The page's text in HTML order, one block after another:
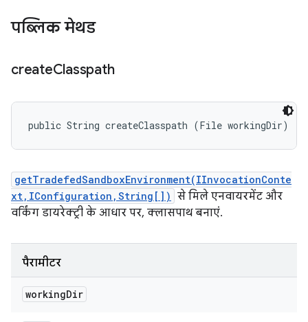
पब्लिक मेथड
createClasspath
public String createClasspath (File workingDir)
getTradefedSandboxEnvironment(IInvocationConte
xt,IConfiguration,String[]) से मिले एनवायरमेंट और
वर्किंग डायरेक्ट्री के आधार पर, क्लासपाथ बनाएं.
पैरामीटर
workingDir